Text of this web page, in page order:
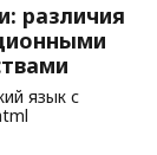
различия
язык с